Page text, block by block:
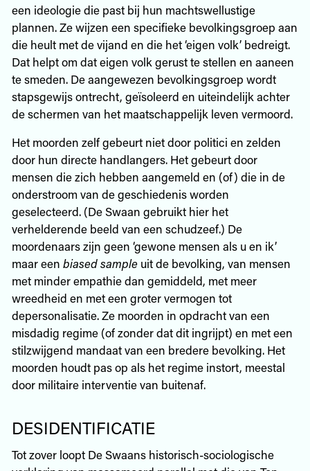
een ideologie die past bij hun machtswellustige
plannen. Ze wijzen een specifieke bevolkingsgroep aan
die heult met de vijand en die het ‘eigen volk’ bedreigt.
Dat helpt om dat eigen volk gerust te stellen en aaneen
te smeden. De aangewezen bevolkingsgroep wordt
stapsgewijs ontrecht, geïsoleerd en uiteindelijk achter
de schermen van het maatschappelijk leven vermoord.
Het moorden zelf gebeurt niet door politici en zelden
door hun directe handlangers. Het gebeurt door
mensen die zich hebben aangemeld en (of) die in de
onderstroom van de geschiedenis worden
geselecteerd. (De Swaan gebruikt hier het
verhelderende beeld van een schudzeef.) De
moordenaars zijn geen ‘gewone mensen als u en ik’
maar een biased sampleuit de bevolking, van mensen
met minder empathie dan gemiddeld, met meer
wreedheid en met een groter vermogen tot
depersonalisatie. Ze moorden in opdracht van een
misdadig regime (of zonder dat dit ingrijpt) en met een
stilzwijgend mandaat van een bredere bevolking. Het
moorden houdt pas op als het regime instort, meestal
door militaire interventie van buitenaf.
DESIDENTIFICATIE
Tot zover loopt De Swaans historisch-sociologische